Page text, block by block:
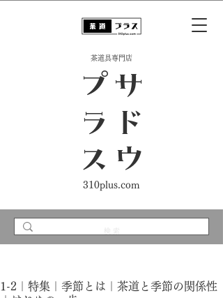
​茶道具専門店
サ
ド
ウ
プ
ラ
ス
310plus.com
1-2｜特集｜季節とは｜茶道と季節の関係性